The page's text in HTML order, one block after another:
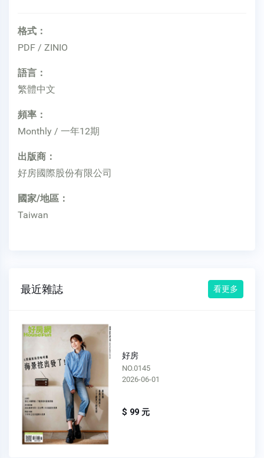
格式：
PDF / ZINIO
語言：
繁體中文
頻率：
Monthly / 一年12期
出版商：
好房國際股份有限公司
國家/地區：
Taiwan
最近雜誌 看更多
好房
NO.0145
2026-06-01
$ 99 元